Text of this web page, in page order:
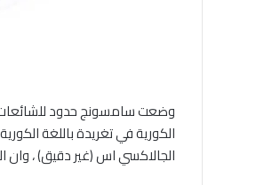
الكورية في تغريدة باللغة
الجالاكسي اس (غير دقيق) ، وان